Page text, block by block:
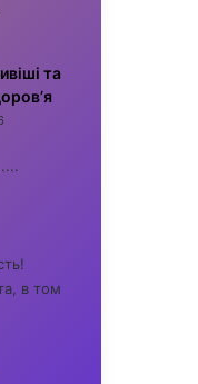
та
в том